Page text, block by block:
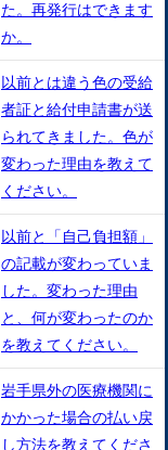
た。再発行はできます
か。
以前とは違う色の受給
者証と給付申請書が送
られてきました。色が
変わった理由を教えて
ください。
以前と「自己負担額」
の記載が変わっていま
した。変わった理由
と、何が変わったのか
を教えてください。
岩手県外の医療機関に
かかった場合の払い戻
し方法を教えてくださ